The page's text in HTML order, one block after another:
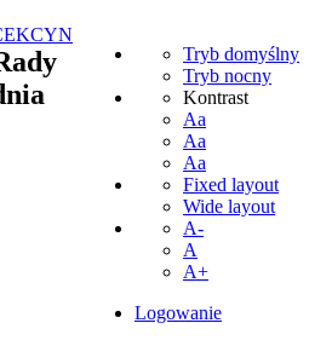
Tryb domyślny
Tryb nocny
Kontrast
Aa
Aa
Aa
Fixed layout
Wide layout
A-
A
A+
Logowanie